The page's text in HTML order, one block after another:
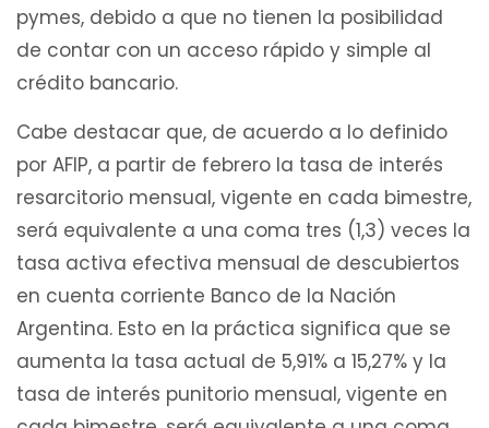
pymes, debido a que no tienen la posibilidad
de contar con un acceso rápido y simple al
crédito bancario.
Cabe destacar que, de acuerdo a lo definido
por AFIP, a partir de febrero la tasa de interés
resarcitorio mensual, vigente en cada bimestre,
será equivalente a una coma tres (1,3) veces la
tasa activa efectiva mensual de descubiertos
en cuenta corriente Banco de la Nación
Argentina. Esto en la práctica significa que se
aumenta la tasa actual de 5,91% a 15,27% y la
tasa de interés punitorio mensual, vigente en